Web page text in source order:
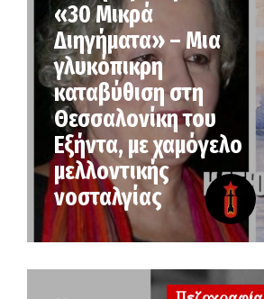
«30 Μικρά
Διηγήματα» – Μια
γλυκόπικρη
καταβύθιση στη
Θεσσαλονίκη του
Εξήντα, με χαμόγελο
μελλοντικής
νοσταλγίας